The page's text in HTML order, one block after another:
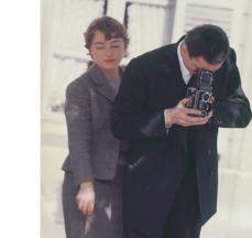
PORTRAITS
LIVRE
CONTACT